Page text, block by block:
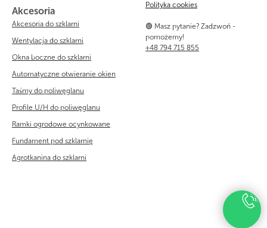
Akcesoria
Akcesoria do szklarni
Wentylacja do szklarni
Okna boczne do szklarni
Automatyczne otwieranie okien
Taśmy do poliwęglanu
Profile U/H do poliwęglanu
Ramki ogrodowe ocynkowane
Fundament pod szklarnię
Agrotkanina do szklarni
Polityka cookies
🟢 Masz pytanie? Zadzwoń -
pomożemy!
+48 794 715 855